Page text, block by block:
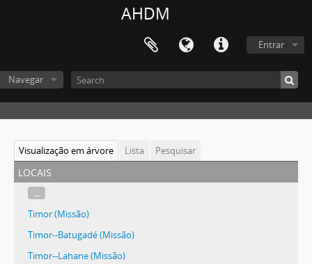
AHDM
Entrar
Navegar
Visualização em árvore Lista Pesquisar
locais
...
Timor (Missão)
Timor--Batugadé (Missão)
Timor--Lahane (Missão)